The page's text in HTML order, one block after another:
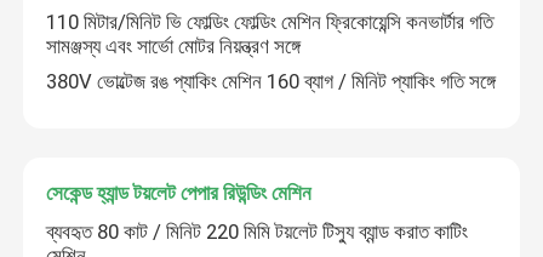
110 মিটার/মিনিট ভি ফোল্ডিং ফোল্ডিং মেশিন ফ্রিকোয়েন্সি কনভার্টার গতি
সামঞ্জস্য এবং সার্ভো মোটর নিয়ন্ত্রণ সঙ্গে
380V ভোল্টেজ রঙ প্যাকিং মেশিন 160 ব্যাগ / মিনিট প্যাকিং গতি সঙ্গে
সেকেন্ড হ্যান্ড টয়লেট পেপার রিউন্ডিং মেশিন
ব্যবহৃত 80 কাট / মিনিট 220 মিমি টয়লেট টিস্যু ব্যান্ড করাত কাটিং